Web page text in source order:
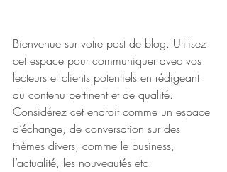
Bienvenue sur votre post de blog. Utilisez
cet espace pour communiquer avec vos
lecteurs et clients potentiels en rédigeant
du contenu pertinent et de qualité.
Considérez cet endroit comme un espace
d’échange, de conversation sur des
thèmes divers, comme le business,
l’actualité, les nouveautés etc.